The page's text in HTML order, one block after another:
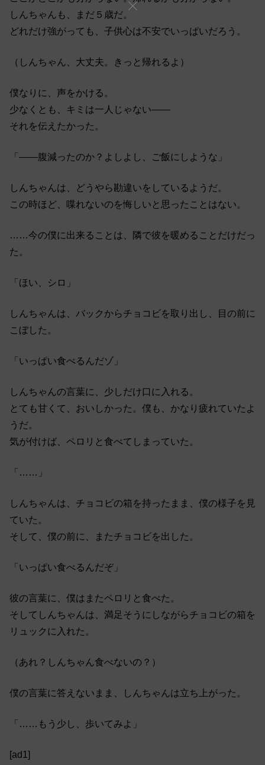
しんちゃんも、まだ５歳だ。
どれだけ強がっても、子供心は不安でいっぱいだろう。
（しんちゃん、大丈夫。きっと帰れるよ）
僕なりに、声をかける。
少なくとも、キミは一人じゃない――
それを伝えたかった。
「――腹減ったのか？よしよし、ご飯にしような」
しんちゃんは、どうやら勘違いをしているようだ。
この時ほど、喋れないのを悔しいと思ったことはない。
……今の僕に出来ることは、隣で彼を暖めることだけだっ
た。
「ほい、シロ」
しんちゃんは、バックからチョコビを取り出し、目の前に
こぼした。
「いっぱい食べるんだゾ」
しんちゃんの言葉に、少しだけ口に入れる。
とても甘くて、おいしかった。僕も、かなり疲れていたよ
うだ。
気が付けば、ペロリと食べてしまっていた。
「……」
しんちゃんは、チョコビの箱を持ったまま、僕の様子を見
ていた。
そして、僕の前に、またチョコビを出した。
「いっぱい食べるんだぞ」
彼の言葉に、僕はまたペロリと食べた。
そしてしんちゃんは、満足そうにしながらチョコビの箱を
リュックに入れた。
（あれ？しんちゃん食べないの？）
僕の言葉に答えないまま、しんちゃんは立ち上がった。
「……もう少し、歩いてみよ」
[ad1]